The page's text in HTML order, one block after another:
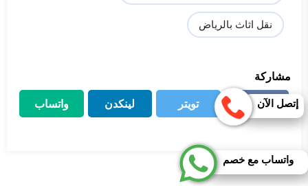
نقل اثاث بالرياض
مشاركة
فيسبوك
فيسبوك
تويتر
تويتر
لينكدن
لينكدن
واتساب
واتساب
إتصل الآن
واتساب مع خصم